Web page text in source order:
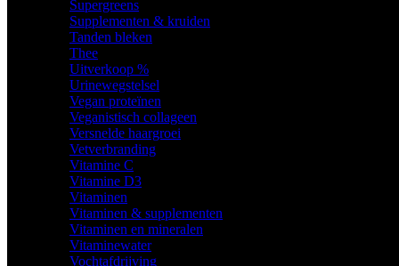
Supergreens
Supplementen & kruiden
Tanden bleken
Thee
Uitverkoop %
Urinewegstelsel
Vegan proteïnen
Veganistisch collageen
Versnelde haargroei
Vetverbranding
Vitamine C
Vitamine D3
Vitaminen
Vitaminen & supplementen
Vitaminen en mineralen
Vitaminewater
Vochtafdrijving